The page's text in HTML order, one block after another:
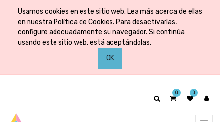
Usamos cookies en este sitio web. Lea más acerca de ellas
en nuestra Política de Cookies. Para desactivarlas,
configure adecuadamente su navegador. Si continúa
usando este sitio web, está aceptándolas.
OK
0 0